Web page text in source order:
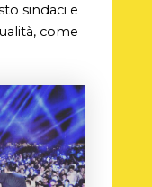
sindaci e
come